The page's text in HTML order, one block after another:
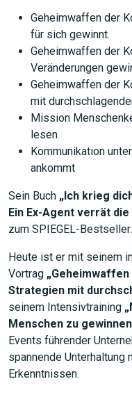
Geheimwaffen der
für sich gewinnt.
Geheimwaffen der
Veränderungen
Geheimwaffen der
mit
Mission
lesen
Kommunikation
ankommt
Sein Buch „Ich krieg
Ein Ex-Agent verrät
zum SPIEGEL-Bestseller.
Heute ist er mit seinem
Vortrag
Strategien mit
seinem Intensivtraining
Menschen zu
Events führender
spannende
Erkenntnissen.